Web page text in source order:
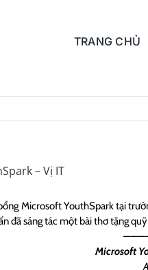
TRANG CHỦ
– Vị IT
Microsoft YouthSpark tại
đã sáng tác một bài thơ tặng
Microsoft